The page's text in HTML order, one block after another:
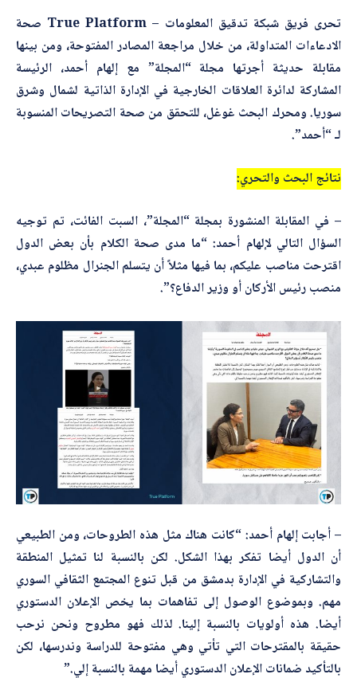
تحرى فريق شبكة تدقيق المعلومات – True Platform صحة
الادعاءات المتداولة، من خلال مراجعة المصادر المفتوحة، ومن بينها
مقابلة حديثة أجرتها مجلة “المجلة” مع إلهام أحمد، الرئيسة
المشاركة لدائرة العلاقات الخارجية في الإدارة الذاتية لشمال وشرق
سوريا. ومحرك البحث غوغل، للتحقق من صحة التصريحات المنسوبة
لـ “أحمد”.
نتائج البحث والتحري:
– في المقابلة المنشورة بمجلة “المجلة”، السبت الفائت، تم توجيه
السؤال التالي لإلهام أحمد: “ما مدى صحة الكلام بأن بعض الدول
اقترحت مناصب عليكم، بما فيها مثلاً أن يتسلم الجنرال مظلوم عبدي،
منصب رئيس الأركان أو وزير الدفاع؟”.
– أجابت إلهام أحمد: “كانت هناك مثل هذه الطروحات، ومن الطبيعي
أن الدول أيضا تفكر بهذا الشكل. لكن بالنسبة لنا تمثيل المنطقة
والتشاركية في الإدارة بدمشق من قبل تنوع المجتمع الثقافي السوري
مهم. وبموضوع الوصول إلى تفاهمات بما يخص الإعلان الدستوري
أيضا. هذه أولويات بالنسبة إلينا. لذلك فهو مطروح ونحن نرحب
حقيقة بالمقترحات التي تأتي وهي مفتوحة للدراسة وندرسها، لكن
بالتأكيد ضمانات الإعلان الدستوري أيضا مهمة بالنسبة إلي.”